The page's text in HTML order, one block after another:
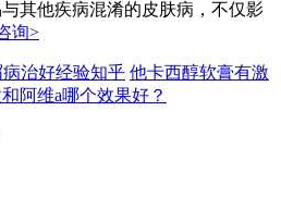
其他疾病混淆的皮肤病，不仅影
询>
治好经验知乎 他卡西醇软膏有激
阿维a哪个效果好？